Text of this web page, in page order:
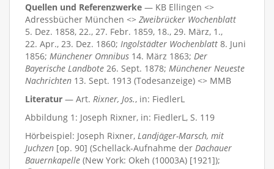
Quellen und Referenzwerke — KB Ellingen <>
Adressbücher München <> Zweibrücker Wochenblatt
5. Dez. 1858, 22., 27. Febr. 1859, 18., 29. März, 1.,
22. Apr., 23. Dez. 1860; Ingolstädter Wochenblatt 8. Juni
1856; Münchener Omnibus 14. März 1863; Der
Bayerische Landbote 26. Sept. 1878; Münchener Neueste
Nachrichten 13. Sept. 1913 (Todesanzeige) <> MMB
Literatur — Art. Rixner, Jos., in: FiedlerL
Abbildung 1: Joseph Rixner, in: FiedlerL, S. 119
Hörbeispiel: Joseph Rixner, Landjäger-Marsch, mit
Juchzen [op. 90] (Schellack-Aufnahme der Dachauer
Bauernkapelle (New York: Okeh (10003A) [1921]);